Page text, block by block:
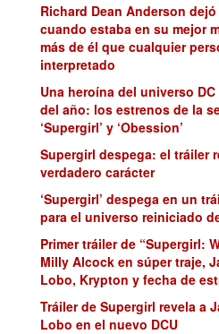
Richard Dean Anderson
cuando estaba en su mejor
más de él que cualquier
interpretado
Una heroína del universo
del año: los estrenos de la
‘Supergirl’ y ‘Obession’
Supergirl despega: el tráiler
verdadero carácter
‘Supergirl’ despega en un
para el universo reiniciado
Primer tráiler de “Supergirl:
Milly Alcock en súper traje,
Lobo, Krypton y fecha de
Tráiler de Supergirl revela a
Lobo en el nuevo DCU